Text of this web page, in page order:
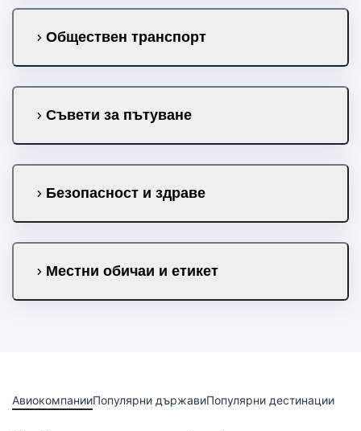
Обществен транспорт
Съвети за пътуване
Безопасност и здраве
Местни обичаи и етикет
АвиокомпанииПопулярни държавиПопулярни дестинации